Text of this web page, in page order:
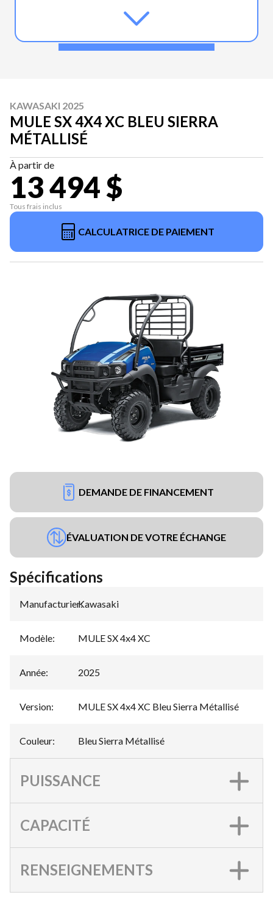
KAWASAKI 2025
MULE SX 4X4 XC BLEU SIERRA
MÉTALLISÉ
À partir de
13 494 $
Tous frais inclus
CALCULATRICE DE PAIEMENT
DEMANDE DE FINANCEMENT
ÉVALUATION DE VOTRE ÉCHANGE
Spécifications
Manufacturier:
Kawasaki
Modèle: MULE SX 4x4 XC
Année: 2025
Version: MULE SX 4x4 XC Bleu Sierra Métallisé
Couleur: Bleu Sierra Métallisé
PUISSANCE
CAPACITÉ
RENSEIGNEMENTS